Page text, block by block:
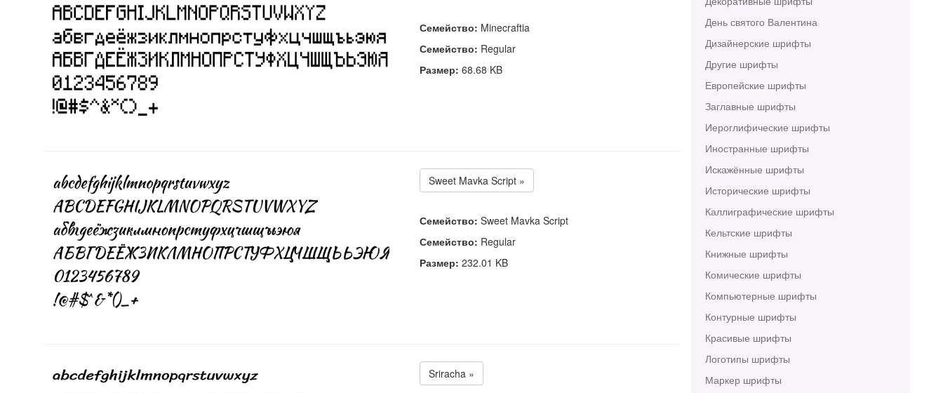
День святого Валентина
Дизайнерские шрифты
Другие шрифты
Европейские шрифты
Заглавные шрифты
Иероглифические шрифты
Иностранные шрифты
Искажённые шрифты
Исторические шрифты
Каллиграфические шрифты
Кельтские шрифты
Книжные шрифты
Комические шрифты
Компьютерные шрифты
Контурные шрифты
Красивые шрифты
Логотипы шрифты
Маркер шрифты
Семейство: Minecraftia
Семейство: Regular
Размер: 68.68 KB
Sweet Mavka Script »
Семейство: Sweet Mavka Script
Семейство: Regular
Размер: 232.01 KB
Sriracha »